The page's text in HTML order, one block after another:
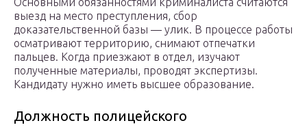
выезд на место преступления, сбор
доказательственной базы — улик. В процессе работы
осматривают территорию, снимают отпечатки
пальцев. Когда приезжают в отдел, изучают
полученные материалы, проводят экспертизы.
Кандидату нужно иметь высшее образование.
Должность полицейского